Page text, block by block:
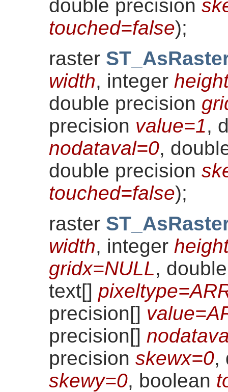
double precision
touched=false);
raster
width, integer
double precision
precision value=1,
nodataval=0,
double precision
touched=false);
raster
width, integer
gridx=NULL,
text[]
precision[]
precision[]
precision skewx=0,
skewy=0, boolean